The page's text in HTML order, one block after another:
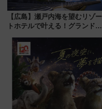
【広島】瀬戸内海を望むリゾー
トホテルで叶える！グランドプ
ディング＆カジュアルパーティ
ープラン